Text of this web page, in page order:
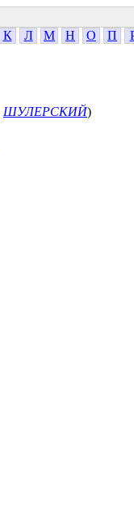
К Л М Н О П
ШУЛЕРСКИЙ)